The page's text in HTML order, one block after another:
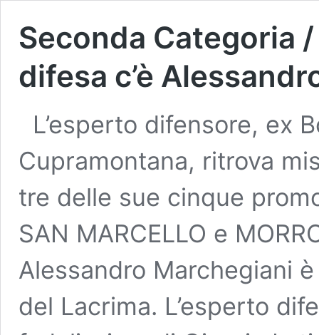
Seconda Categoria
difesa c’è
L’esperto difensore, ex
Cupramontana, ritrova
tre delle sue cinque
SAN MARCELLO e
Alessandro Marchegiani
del Lacrima. L’esperto